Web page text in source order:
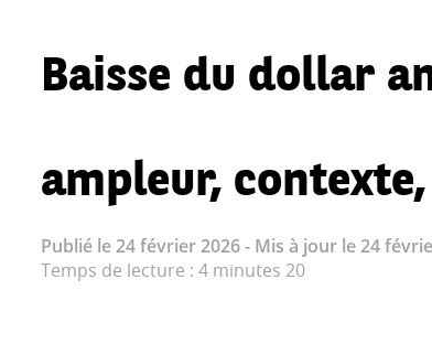
Baisse du dollar
ampleur,
Publié le 24 février 2026 - Mis à jour le 24
Temps de lecture : 4 minutes 20